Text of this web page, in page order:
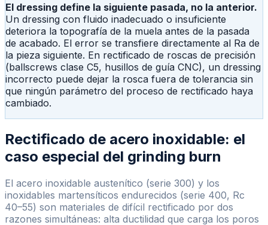
El dressing define la siguiente pasada, no la anterior.
Un dressing con fluido inadecuado o insuficiente
deteriora la topografía de la muela antes de la pasada
de acabado. El error se transfiere directamente al Ra de
la pieza siguiente. En rectificado de roscas de precisión
(ballscrews clase C5, husillos de guía CNC), un dressing
incorrecto puede dejar la rosca fuera de tolerancia sin
que ningún parámetro del proceso de rectificado haya
cambiado.
Rectificado de acero inoxidable: el
caso especial del grinding burn
El acero inoxidable austenítico (serie 300) y los
inoxidables martensíticos endurecidos (serie 400, Rc
40–55) son materiales de difícil rectificado por dos
razones simultáneas: alta ductilidad que carga los poros